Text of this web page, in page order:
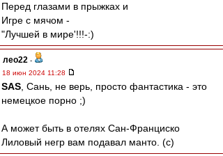
Перед глазами в прыжках и
Игре с мячом -
"Лучшей в мире'!!!-:)
лео22 -
18 июн 2024 11:28
SAS , Сань, не верь, просто фантастика - это
немецкое порно ;)
А может быть в отелях Сан-Франциско
Лиловый негр вам подавал манто. (с)